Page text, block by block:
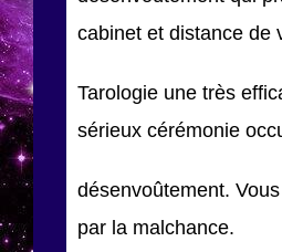
cabinet et distance de
Tarologie une très
sérieux cérémonie
désenvoûtement.
par la malchance.